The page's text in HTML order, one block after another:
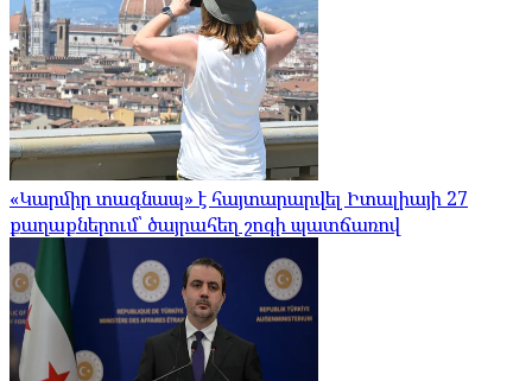
«Կարմիր տագնապ» է հայտարարվել Իտալիայի 27
քաղաքներում՝ ծայրահեղ շոգի պատճառով